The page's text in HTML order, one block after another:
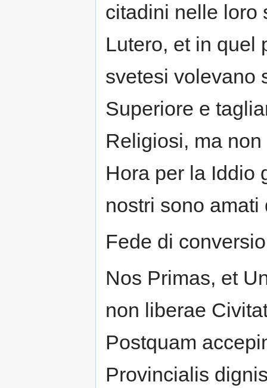
citadini nelle loro
Lutero, et in quel
svetesi volevano
Superiore e
Religiosi, ma
Hora per la Iddio
nostri sono amati
Fede di
Nos Primas, et
non liberae
Postquam
Provincialis